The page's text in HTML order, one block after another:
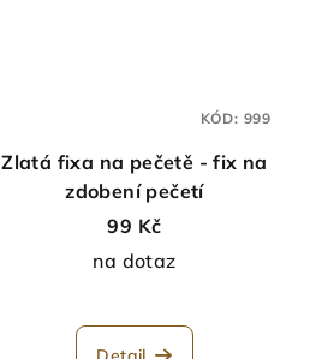
Zlatá fixa na pečetě - fix na
zdobení pečetí
99 Kč
na dotaz
KÓD: 999